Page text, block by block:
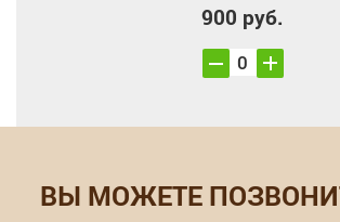
900 руб.
ВЫ МОЖЕТЕ